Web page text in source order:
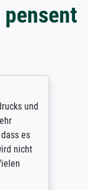
und
es
nicht